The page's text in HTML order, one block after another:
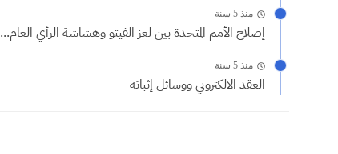
منذ 5 سنة
إصلاح الأمم المتحدة بين لغز الفيتو وهشاشة الرأي العام...
منذ 5 سنة
العقد الالكتروني ووسائل إثباته